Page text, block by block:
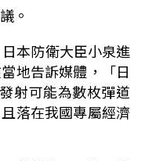
。
本防衛大臣小泉進
地告訴媒體，「日
射可能為數枚彈道
落在我國專屬經濟